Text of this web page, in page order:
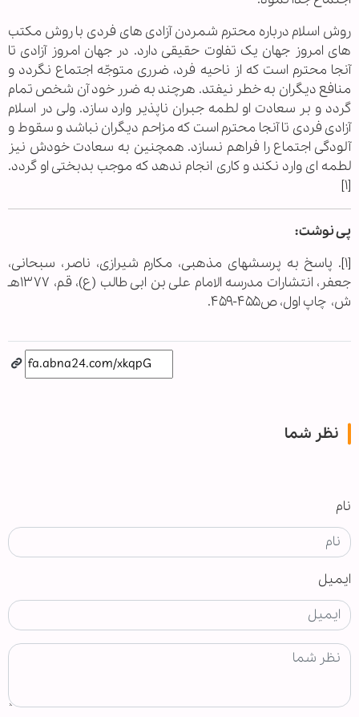
روش اسلام درباره محترم شمردن آزادی های فردی با روش مکتب
های امروز جهان یک تفاوت حقیقی دارد. در جهان امروز آزادی تا
آنجا محترم است که از ناحیه فرد، ضرری متوجّه اجتماع نگردد و
منافع دیگران به خطر نیفتد. هرچند به ضرر خود آن شخص تمام
گردد و بر سعادت او لطمه جبران ناپذیر وارد سازد. ولی در اسلام
آزادی فردی تا آنجا محترم است که مزاحم دیگران نباشد و سقوط و
آلودگی اجتماع را فراهم نسازد. همچنین به سعادت خودش نیز
لطمه ای وارد نکند و کاری انجام ندهد که موجب بدبختی او گردد.
[۱]
پی نوشت:
[۱]. پاسخ به پرسشهای مذهبی، مکارم شیرازی، ناصر، سبحانی،
جعفر، ‌انتشارات مدرسه الامام علی بن ابی طالب (ع)، قم، ۱۳۷۷هـ
ش، ‌ چاپ اول، ص۴۵۵-۴۵۹.
نظر شما
نام
ایمیل